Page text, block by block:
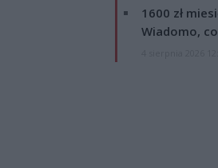
1600 zł
Wiadomo,